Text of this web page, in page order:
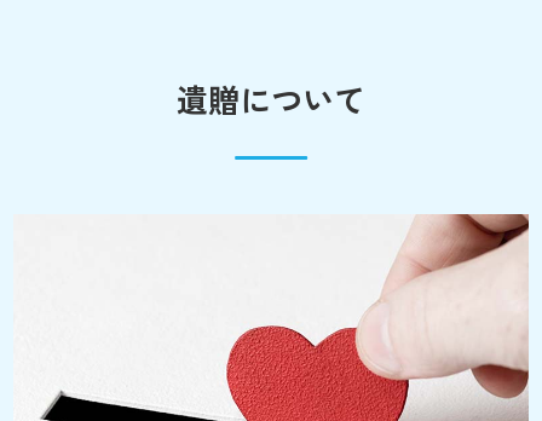
遺贈について